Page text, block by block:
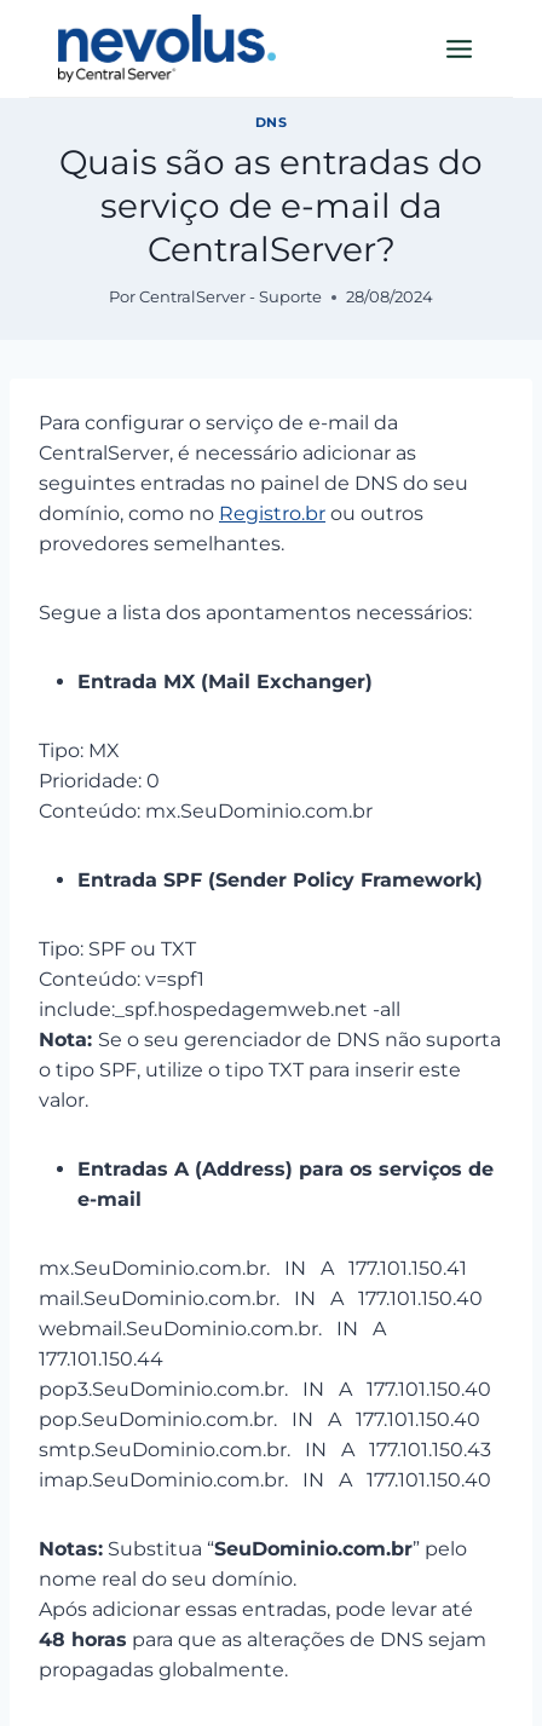
DNS
Quais são as entradas do
serviço de e-mail da
CentralServer?
Por CentralServer - Suporte 28/08/2024
Para configurar o serviço de e-mail da
CentralServer, é necessário adicionar as
seguintes entradas no painel de DNS do seu
domínio, como no Registro.br ou outros
provedores semelhantes.
Segue a lista dos apontamentos necessários:
Entrada MX (Mail Exchanger)
Tipo: MX
Prioridade: 0
Conteúdo: mx.SeuDominio.com.br
Entrada SPF (Sender Policy Framework)
Tipo: SPF ou TXT
Conteúdo: v=spf1
include:_spf.hospedagemweb.net -all
Nota: Se o seu gerenciador de DNS não suporta
o tipo SPF, utilize o tipo TXT para inserir este
valor.
Entradas A (Address) para os serviços de
e-mail
mx.SeuDominio.com.br. IN A 177.101.150.41
mail.SeuDominio.com.br. IN A 177.101.150.40
webmail.SeuDominio.com.br. IN A
177.101.150.44
pop3.SeuDominio.com.br. IN A 177.101.150.40
pop.SeuDominio.com.br. IN A 177.101.150.40
smtp.SeuDominio.com.br. IN A 177.101.150.43
imap.SeuDominio.com.br. IN A 177.101.150.40
Notas: Substitua “SeuDominio.com.br” pelo
nome real do seu domínio.
Após adicionar essas entradas, pode levar até
48 horas para que as alterações de DNS sejam
propagadas globalmente.